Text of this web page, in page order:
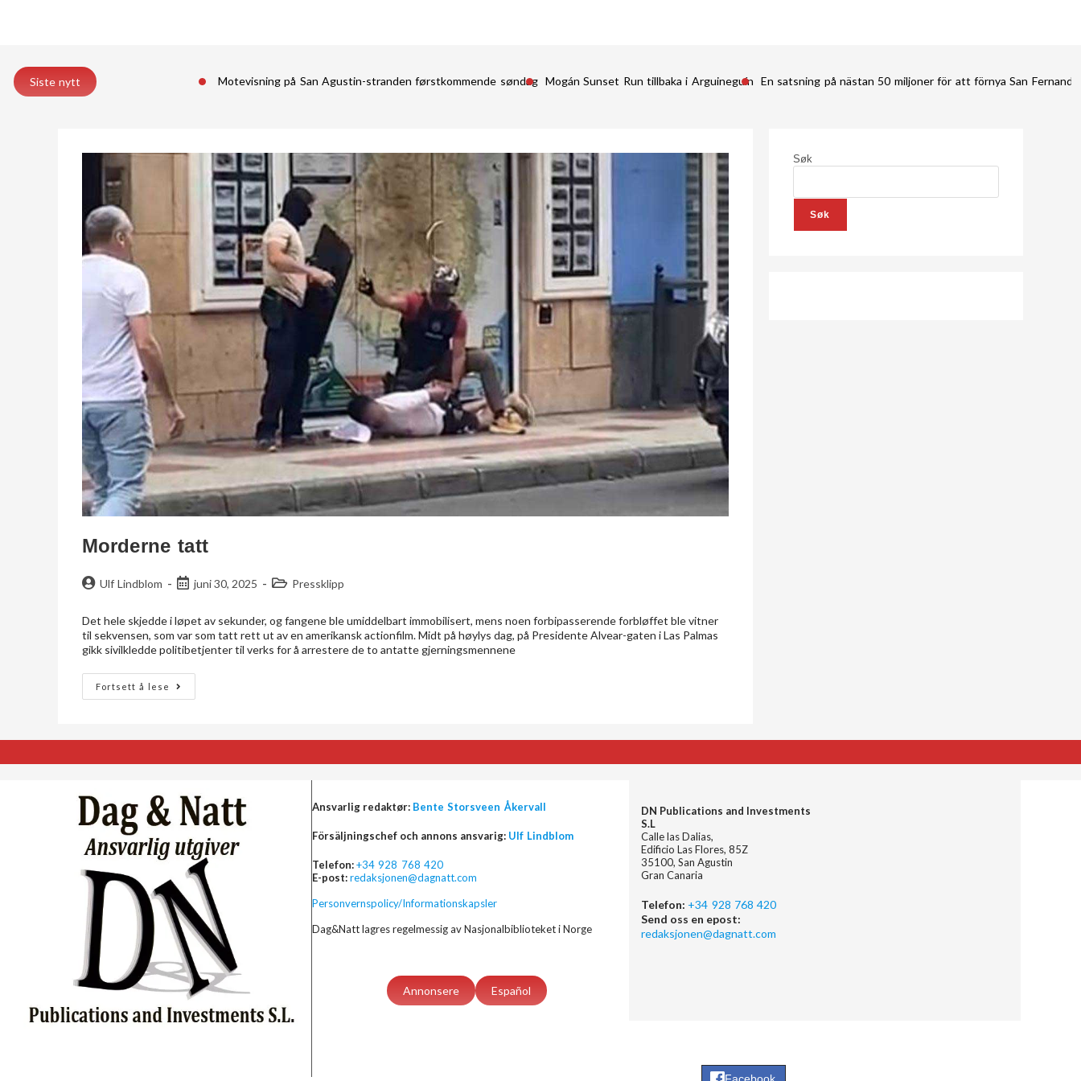
Siste nytt Motevisning på San Agustin-stranden førstkommende søndag Mogán Sunset Run tillbaka i Arguineguín En satsning på nästan 50 miljoner för att förnya San
Morderne tatt
Ulf Lindblom juni 30, 2025 Pressklipp
Det hele skjedde i løpet av sekunder, og fangene ble umiddelbart immobilisert, mens noen forbipasserende forbløffet ble vitner
til sekvensen, som var som tatt rett ut av en amerikansk actionfilm. Midt på høylys dag, på Presidente Alvear-gaten i Las Palmas
gikk sivilkledde politibetjenter til verks for å arrestere de to antatte gjerningsmennene
Fortsett å lese
Søk
Søk
Ansvarlig redaktør: Bente Storsveen Åkervall
Försäljningschef och annons ansvarig: Ulf Lindblom
Telefon:+34 928 768 420
E-post:redaksjonen@dagnatt.com
Personvernspolicy/Informationskapsler
Dag&Natt lagres regelmessig av Nasjonalbiblioteket i Norge
Annonsere Español
DN Publications and Investments
S.L
Calle las Dalias,
Edificio Las Flores, 85Z
35100, San Agustin
Gran Canaria
Telefon: +34 928 768 420
Send oss en epost:
redaksjonen@dagnatt.com